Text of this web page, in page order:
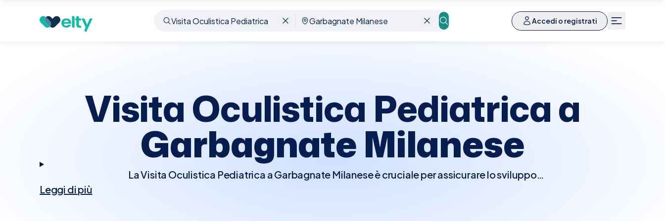
Accedi o registrati
Prenota visita Visita Oculistica Pediatrica Garbagnate Milanese
Visita Oculistica Pediatrica a
Garbagnate Milanese
La Visita Oculistica Pediatrica a Garbagnate Milanese è cruciale per assicurare lo sviluppo
Leggi di più